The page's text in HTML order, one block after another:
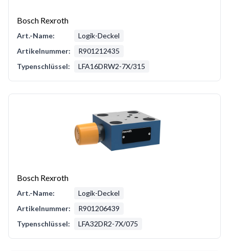
Bosch Rexroth
Art.-Name:
Logik-Deckel
Artikelnummer:
R901212435
Typenschlüssel:
LFA16DRW2-7X/315
Bosch Rexroth
Art.-Name:
Logik-Deckel
Artikelnummer:
R901206439
Typenschlüssel:
LFA32DR2-7X/075